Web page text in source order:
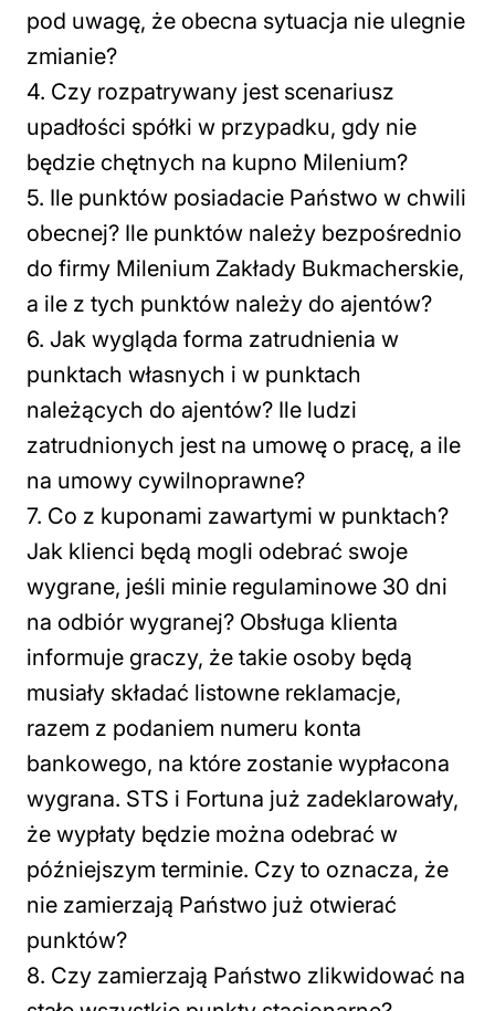
pod uwagę, że obecna sytuacja nie ulegnie
zmianie?
4. Czy rozpatrywany jest scenariusz
upadłości spółki w przypadku, gdy nie
będzie chętnych na kupno Milenium?
5. Ile punktów posiadacie Państwo w chwili
obecnej? Ile punktów należy bezpośrednio
do firmy Milenium Zakłady Bukmacherskie,
a ile z tych punktów należy do ajentów?
6. Jak wygląda forma zatrudnienia w
punktach własnych i w punktach
należących do ajentów? Ile ludzi
zatrudnionych jest na umowę o pracę, a ile
na umowy cywilnoprawne?
7. Co z kuponami zawartymi w punktach?
Jak klienci będą mogli odebrać swoje
wygrane, jeśli minie regulaminowe 30 dni
na odbiór wygranej? Obsługa klienta
informuje graczy, że takie osoby będą
musiały składać listowne reklamacje,
razem z podaniem numeru konta
bankowego, na które zostanie wypłacona
wygrana. STS i Fortuna już zadeklarowały,
że wypłaty będzie można odebrać w
późniejszym terminie. Czy to oznacza, że
nie zamierzają Państwo już otwierać
punktów?
8. Czy zamierzają Państwo zlikwidować na